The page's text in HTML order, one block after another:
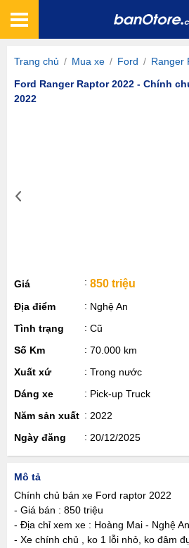
Trang chủ / Mua xe / Ford / Ranger
Ford Ranger Raptor 2022 - Chính
2022
Giá 850 triệu
Địa điểm
Nghệ An
Tình trạng
Cũ
Số Km
70.000 km
Xuất xứ
Trong nước
Dáng xe
Pick-up Truck
Năm sản xuất
2022
Ngày đăng
20/12/2025
Mô tả
Chính chủ bán xe Ford raptor 2022
- Giá bán : 850 triệu
- Địa chỉ xem xe : Hoàng Mai - Nghệ An
- Xe chính chủ , ko 1 lỗi nhỏ, ko đâm